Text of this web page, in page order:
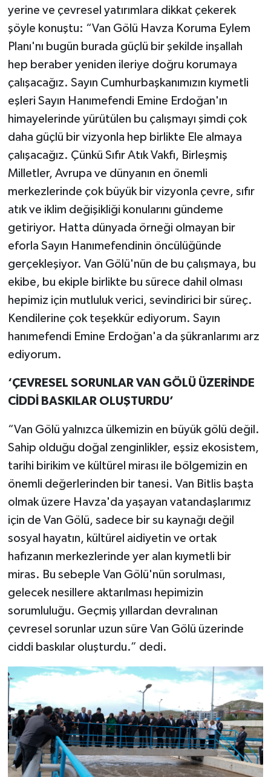
yerine ve çevresel yatırımlara dikkat çekerek
şöyle konuştu: “Van Gölü Havza Koruma Eylem
Planı'nı bugün burada güçlü bir şekilde inşallah
hep beraber yeniden ileriye doğru korumaya
çalışacağız. Sayın Cumhurbaşkanımızın kıymetli
eşleri Sayın Hanımefendi Emine Erdoğan'ın
himayelerinde yürütülen bu çalışmayı şimdi çok
daha güçlü bir vizyonla hep birlikte Ele almaya
çalışacağız. Çünkü Sıfır Atık Vakfı, Birleşmiş
Milletler, Avrupa ve dünyanın en önemli
merkezlerinde çok büyük bir vizyonla çevre, sıfır
atık ve iklim değişikliği konularını gündeme
getiriyor. Hatta dünyada örneği olmayan bir
eforla Sayın Hanımefendinin öncülüğünde
gerçekleşiyor. Van Gölü'nün de bu çalışmaya, bu
ekibe, bu ekiple birlikte bu sürece dahil olması
hepimiz için mutluluk verici, sevindirici bir süreç.
Kendilerine çok teşekkür ediyorum. Sayın
hanımefendi Emine Erdoğan'a da şükranlarımı arz
ediyorum.
‘ÇEVRESEL SORUNLAR VAN GÖLÜ ÜZERİNDE
CİDDİ BASKILAR OLUŞTURDU’
“Van Gölü yalnızca ülkemizin en büyük gölü değil.
Sahip olduğu doğal zenginlikler, eşsiz ekosistem,
tarihi birikim ve kültürel mirası ile bölgemizin en
önemli değerlerinden bir tanesi. Van Bitlis başta
olmak üzere Havza'da yaşayan vatandaşlarımız
için de Van Gölü, sadece bir su kaynağı değil
sosyal hayatın, kültürel aidiyetin ve ortak
hafızanın merkezlerinde yer alan kıymetli bir
miras. Bu sebeple Van Gölü'nün sorulması,
gelecek nesillere aktarılması hepimizin
sorumluluğu. Geçmiş yıllardan devralınan
çevresel sorunlar uzun süre Van Gölü üzerinde
ciddi baskılar oluşturdu.” dedi.